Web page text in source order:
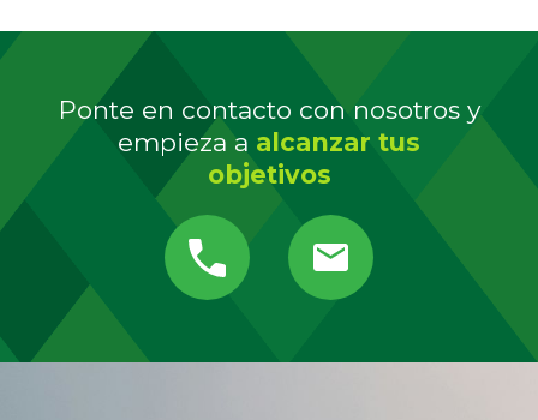
entradas
Ponte en contacto con nosotros y
empieza a alcanzar tus
objetivos